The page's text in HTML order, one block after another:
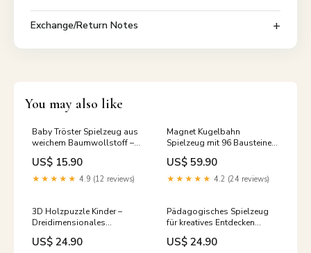
Exchange/Return Notes
You may also like
Baby Tröster Spielzeug aus
weichem Baumwollstoff –
Bär & Hase Color:Khaki Bear
US$ 15.90
★★★★★ 4.9 (12 reviews)
Magnet Kugelbahn
Spielzeug mit 96 Bausteinen
für kreative Streckenmontage
Waldtier Spielzeug
US$ 59.90
★★★★★ 4.2 (24 reviews)
3D Holzpuzzle Kinder –
Dreidimensionales
Holzspielzeug für 7–14 Jahre
Pyjamas Bären Puppe Kinder
US$ 24.90
Pädagogisches Spielzeug
für kreatives Entdecken
Color:Yellow
US$ 24.90